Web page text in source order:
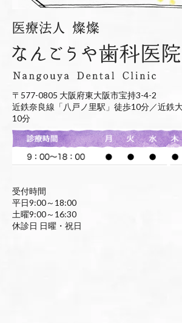
〒577-0805 大阪府東大阪市宝持3-4-2
近鉄奈良線「八戸ノ里駅」徒歩10分／近鉄
10分
受付時間
平日9:00～18:00
土曜9:00～16:30
休診日 日曜・祝日